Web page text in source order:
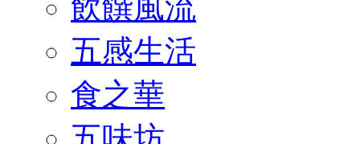
飲饌風流
五感生活
食之華